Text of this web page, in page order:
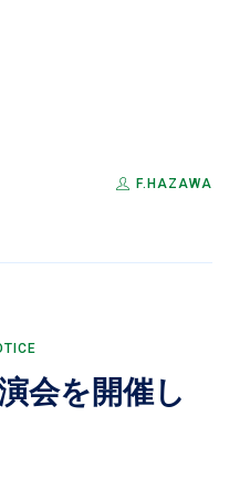
F.HAZAWA
会を開催し